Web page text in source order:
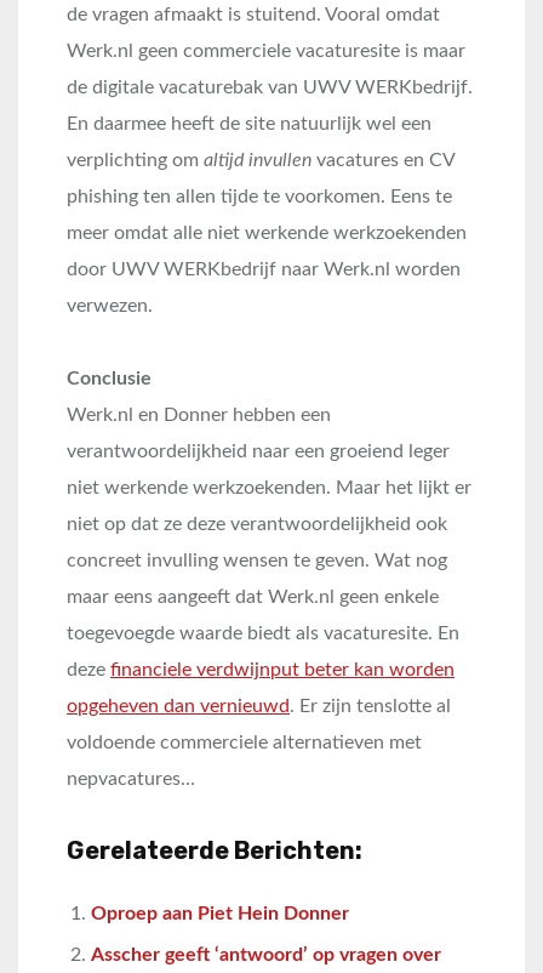
de vragen afmaakt is stuitend. Vooral omdat
Werk.nl geen commerciele vacaturesite is maar
de digitale vacaturebak van UWV WERKbedrijf.
En daarmee heeft de site natuurlijk wel een
verplichting om altijd invullen vacatures en CV
phishing ten allen tijde te voorkomen. Eens te
meer omdat alle niet werkende werkzoekenden
door UWV WERKbedrijf naar Werk.nl worden
verwezen.
Conclusie
Werk.nl en Donner hebben een
verantwoordelijkheid naar een groeiend leger
niet werkende werkzoekenden. Maar het lijkt er
niet op dat ze deze verantwoordelijkheid ook
concreet invulling wensen te geven. Wat nog
maar eens aangeeft dat Werk.nl geen enkele
toegevoegde waarde biedt als vacaturesite. En
deze financiele verdwijnput beter kan worden
opgeheven dan vernieuwd. Er zijn tenslotte al
voldoende commerciele alternatieven met
nepvacatures…
Gerelateerde Berichten:
Oproep aan Piet Hein Donner
Asscher geeft ‘antwoord’ op vragen over